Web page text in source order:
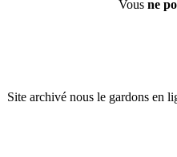
Vous ne
Site archivé nous le gardons en